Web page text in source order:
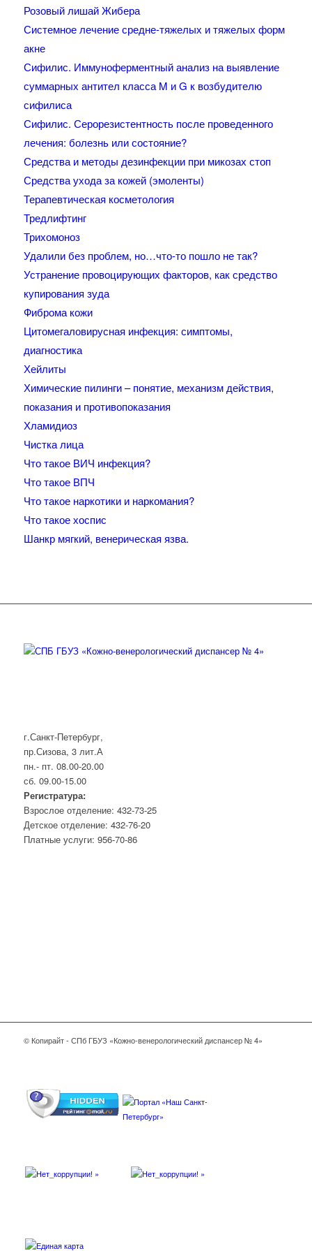
Розовый лишай Жибера
Системное лечение средне-тяжелых и тяжелых форм
акне
Сифилис. Иммуноферментный анализ на выявление
суммарных антител класса M и G к возбудителю
сифилиса
Сифилис. Серорезистентность после проведенного
лечения: болезнь или состояние?
Средства и методы дезинфекции при микозах стоп
Средства ухода за кожей (эмоленты)
Терапевтическая косметология
Тредлифтинг
Трихомоноз
Удалили без проблем, но…что-то пошло не так?
Устранение провоцирующих факторов, как средство
купирования зуда
Фиброма кожи
Цитомегаловирусная инфекция: симптомы,
диагностика
Хейлиты
Химические пилинги – понятие, механизм действия,
показания и противопоказания
Хламидиоз
Чистка лица
Что такое ВИЧ инфекция?
Что такое ВПЧ
Что такое наркотики и наркомания?
Что такое хоспис
Шанкр мягкий, венерическая язва.
г.Санкт-Петербург,
пр.Сизова, 3 лит.А
пн.- пт. 08.00-20.00
сб. 09.00-15.00
Регистратура:
Взрослое отделение: 432-73-25
Детское отделение: 432-76-20
Платные услуги: 956-70-86
© Копирайт - СПб ГБУЗ «Кожно-венерологический диспансер № 4»